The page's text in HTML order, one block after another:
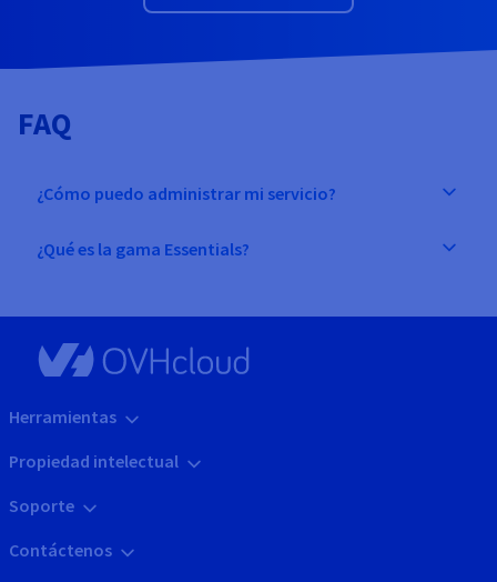
FAQ
¿Cómo puedo administrar mi servicio?
¿Qué es la gama Essentials?
Herramientas
Propiedad intelectual
Soporte
Contáctenos